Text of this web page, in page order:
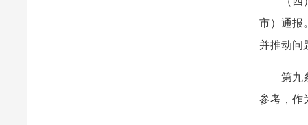
市）通报
并推动问
第九
参考，作